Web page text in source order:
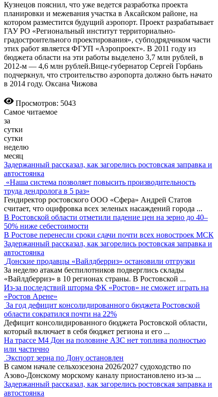
Кузнецов пояснил, что уже ведется разработка проекта
планировки и межевания участка в Аксайском районе, на
котором разместится будущий аэропорт. Проект разрабатывает
ГАУ РО «Региональный институт территориально-
градостроительного проектирования», субподрядчиком части
этих работ является ФГУП «Аэропроект». В 2011 году из
бюджета области на эти работы выделено 3,7 млн рублей, в
2012-м — 4,6 млн рублей.Вице-губернатор Сергей Горбань
подчеркнул, что строительство аэропорта должно быть начато
в 2014 году. Оксана Чижова
Просмотров: 5043
Самое читаемое
за
сутки
сутки
неделю
месяц
Задержанный рассказал, как загорелись ростовская заправка и
автостоянка
«Наша система позволяет повысить производительность
труда дендролога в 5 раз»
Гендиректор ростовского ООО «Сфера» Андрей Статов
считает, что оцифровка всех зеленых насаждений города ...
В Ростовской области отметили падение цен на зерно до 40–
50% ниже себестоимости
В Ростове перенесли сроки сдачи почти всех новостроек МСК
Задержанный рассказал, как загорелись ростовская заправка и
автостоянка
Донские продавцы «Вайлдберриз» остановили отгрузки
За неделю атакам беспилотников подверглись склады
«Вайлдберриз» в 10 регионах страны. В Ростовской ...
Из-за последствий шторма ФК «Ростов» не сможет играть на
«Ростов Арене»
За год дефицит консолидированного бюджета Ростовской
области сократился почти на 22%
Дефицит консолидированного бюджета Ростовской области,
который включает в себя бюджет региона и его ...
На трассе М4 Дон на половине АЗС нет топлива полностью
или частично
Экспорт зерна по Дону остановлен
В самом начале сельхозсезона 2026/2027 судоходство по
Азово-Донскому морскому каналу приостановлено из-за ...
Задержанный рассказал, как загорелись ростовская заправка и
автостоянка